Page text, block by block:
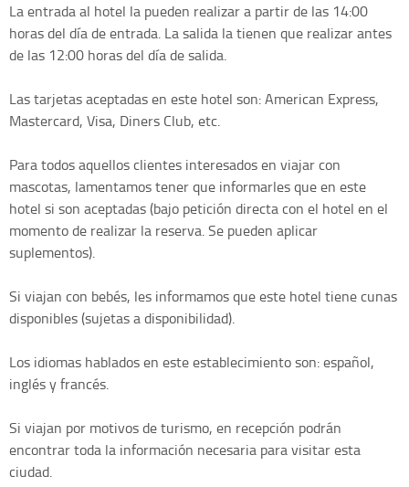
La entrada al hotel la pueden realizar a partir de las 14:00
horas del día de entrada. La salida la tienen que realizar antes
de las 12:00 horas del día de salida.
Las tarjetas aceptadas en este hotel son: American Express,
Mastercard, Visa, Diners Club, etc.
Para todos aquellos clientes interesados en viajar con
mascotas, lamentamos tener que informarles que en este
hotel si son aceptadas (bajo petición directa con el hotel en el
momento de realizar la reserva. Se pueden aplicar
suplementos).
Si viajan con bebés, les informamos que este hotel tiene cunas
disponibles (sujetas a disponibilidad).
Los idiomas hablados en este establecimiento son: español,
inglés y francés.
Si viajan por motivos de turismo, en recepción podrán
encontrar toda la información necesaria para visitar esta
ciudad.